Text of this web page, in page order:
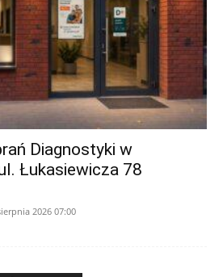
Diagnostyki w
Łukasiewicza 78
2026 07:00